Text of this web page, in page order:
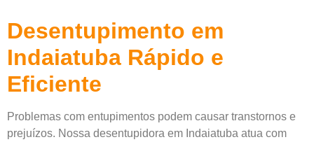
Desentupimento em
Indaiatuba Rápido e
Eficiente
Problemas com entupimentos podem causar transtornos e
prejuízos. Nossa desentupidora em Indaiatuba atua com